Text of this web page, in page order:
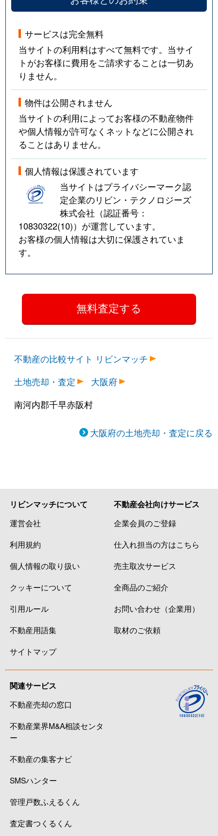
サービスは完全無料
当サイトの利用料はすべて無料です。当サイ
トがお客様に費用をご請求することは一切あ
りません。
物件は公開されません
当サイトの利用によってお客様の不動産物件
や個人情報が許可なくネットなどに公開され
ることはありません。
個人情報は保護されています
当サイトはプライバシーマーク認
定企業のリビン・テクノロジーズ
株式会社（認証番号：
10830322(10)）が運営しています。
お客様の個人情報は大切に保護されていま
す。
不動産の比較サイト リビンマッチ
土地売却・査定
大阪府
南河内郡千早赤阪村
大阪府の土地売却・査定に戻る
リビンマッチについて
運営会社
利用規約
個人情報の取り扱い
クッキーについて
引用ルール
不動産用語集
サイトマップ
不動産会社向けサービス
企業会員のご登録
仕入れ担当の方はこちら
売主取次サービス
全商品のご紹介
お問い合わせ（企業用）
取材のご依頼
関連サービス
不動産売却の窓口
不動産業界M&A相談センタ
ー
不動産の集客ナビ
SMSハンター
管理戸数ふえるくん
査定書つくるくん